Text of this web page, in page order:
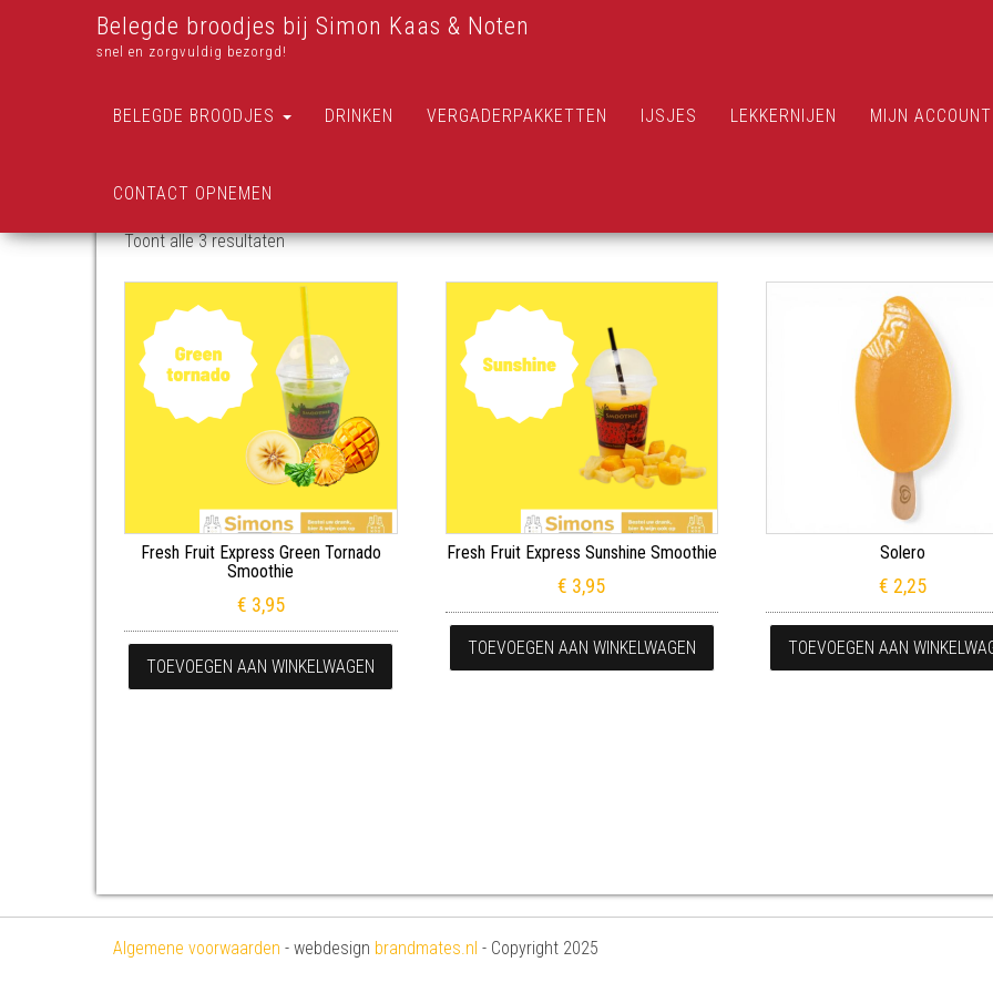
Belegde broodjes bij Simon Kaas & Noten
snel en zorgvuldig bezorgd!
BELEGDE BROODJES DRINKEN VERGADERPAKKETTEN IJSJES LEKKERNIJEN MIJN ACCOUNT
CONTACT OPNEMEN
Toont alle 3 resultaten
Fresh Fruit Express Green Tornado
Smoothie
€ 3,95
TOEVOEGEN AAN WINKELWAGEN
Fresh Fruit Express Sunshine Smoothie
€ 3,95
TOEVOEGEN AAN WINKELWAGEN
Solero
€ 2,25
TOEVOEGEN AAN
Algemene voorwaarden - webdesign brandmates.nl - Copyright 2025